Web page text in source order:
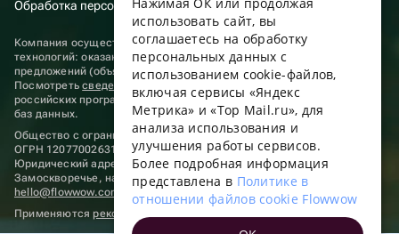
Обработка персональных данных
Компания осуществляет деятельность в области информационных
технологий: оказание услуг в сети “Интернет” по размещению
предложений (объявлений) продавцов о реализации товаров.
Посмотретьсведения о программах
, включенных в реестр
российских программ для электронных вычислительных машин и
баз данных.
Общество с ограниченной ответственностью «ФЛАУВАУ»
ОГРН 1207700263198, ИНН 9702020445
Юридический адрес: г. Москва, вн.тер. г. Муниципальный округ
Замоскворечье, наб. Садовническая, д. 9, помещ. 2/3.
hello@flowwow.com
8 800 555-16-15
Применяютсярекомендательные технологии
ENGLISH
UKRAINIAN
PORTUGUESE
FRENCH
TURKISH
использовать сайт, вы
соглашаетесь на обработку
персональных данных с
использованием cookie-файлов,
включая сервисы «Яндекс
Метрика» и «Top Mail.ru», для
анализа использования и
улучшения работы сервисов.
Более подробная информация
представлена в Политике в
отношении файлов cookie Flowwow